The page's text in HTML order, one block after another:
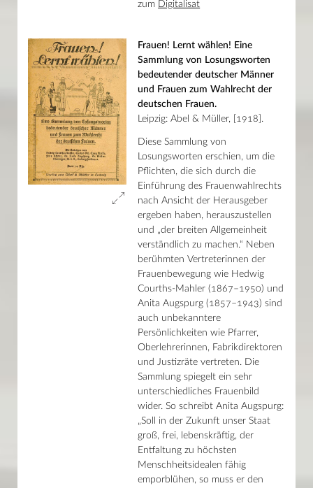
Der Johanniterorden
Reinhold Schneider und Leopold Ziegler
Bibliotheca Gastronomica
Bücherverbrennung 1933
Förster Pribam und die glücklichen Eulen
Engel auf Küchensieb
Molekulare Ästhetik
Büchersammlung U. und K. Schulz
Unikatbücher
„Wenn über dem Weinberg es flammt …“
Der Magier am Dirigentenpult – Felix Mottl
Mittelalterliche Handschriften der Badischen Landesbibliothek
Kostbare Geschenke der Badischen Bibliotheksgesellschaft
Max Reger in der Kinderzeit des Urheberrechts
Reinhold Frank (1896–1945)
49 Bildnisse – ein Buch
Im Anfang war das Wort
Das Nibelungenlied und seine Welt
Handpressendrucke der Aldus-Presse Reicheneck
Neuerwerbung des Monats
Der Donaueschinger Wigalois
zum Digitalisat
Frauen! Lernt wählen! Eine
Sammlung von Losungsworten
bedeutender deutscher Männer
und Frauen zum Wahlrecht der
deutschen Frauen.
Leipzig: Abel & Müller, [1918].
Diese Sammlung von
Losungsworten erschien, um die
Pflichten, die sich durch die
Einführung des Frauenwahlrechts
nach Ansicht der Herausgeber
ergeben haben, herauszustellen
und „der breiten Allgemeinheit
verständlich zu machen.“ Neben
berühmten Vertreterinnen der
Frauenbewegung wie Hedwig
Courths-Mahler (1867–1950) und
Anita Augspurg (1857–1943) sind
auch unbekanntere
Persönlichkeiten wie Pfarrer,
Oberlehrerinnen, Fabrikdirektoren
und Justizräte vertreten. Die
Sammlung spiegelt ein sehr
unterschiedliches Frauenbild
wider. So schreibt Anita Augspurg:
„Soll in der Zukunft unser Staat
groß, frei, lebenskräftig, der
Entfaltung zu höchsten
Menschheitsidealen fähig
emporblühen, so muss er den